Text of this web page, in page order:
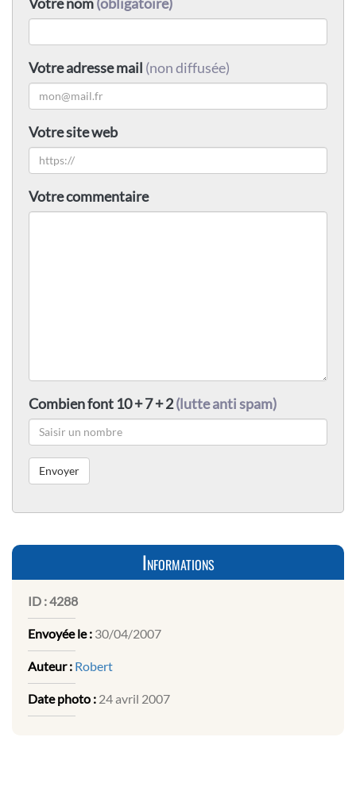
Votre adresse mail (non diffusée)
Votre site web
Votre commentaire
Combien font 10 + 7 + 2(lutte anti spam)
Informations
ID :4288
Envoyée le : 30/04/2007
Auteur : Robert
Date photo : 24 avril 2007